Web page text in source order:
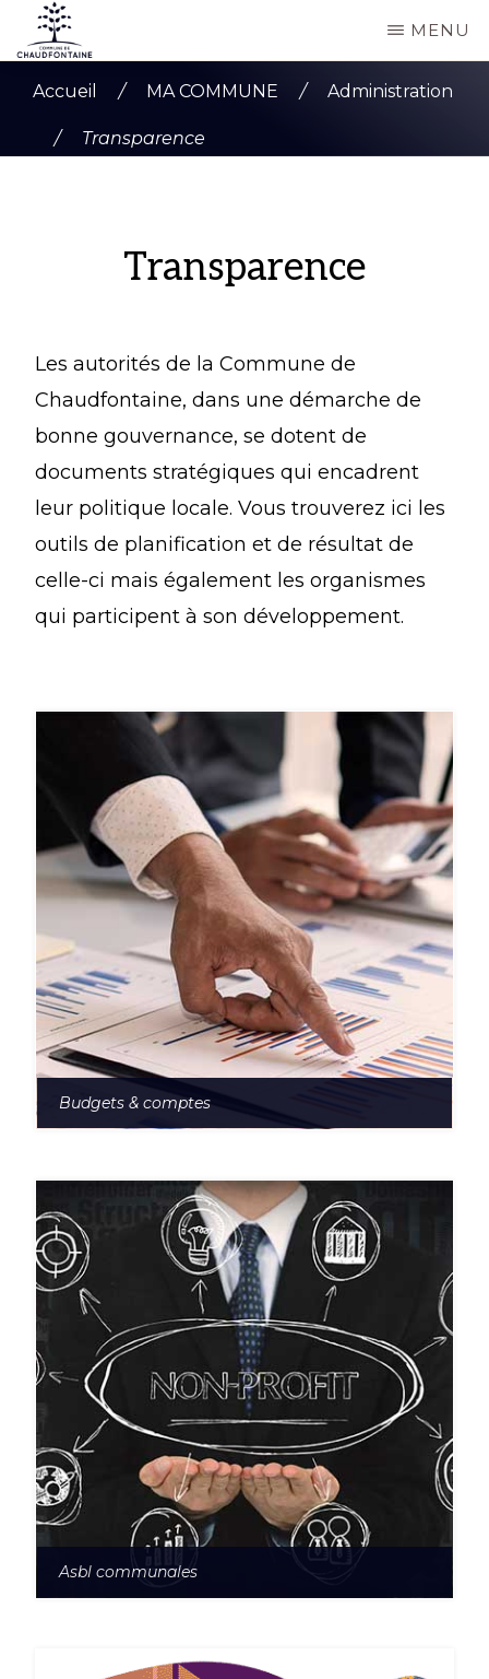
Passer
au
contenu
principal
MENU
Accueil / MA COMMUNE / Administration
/ Transparence
Transparence
Les autorités de la Commune de
Chaudfontaine, dans une démarche de
bonne gouvernance, se dotent de
documents stratégiques qui encadrent
leur politique locale. Vous trouverez ici les
outils de planification et de résultat de
celle-ci mais également les organismes
qui participent à son développement.
Budgets & comptes
Asbl communales